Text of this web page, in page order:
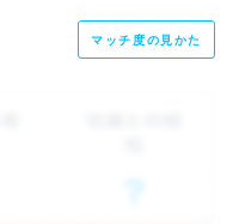
マッチ度の見かた